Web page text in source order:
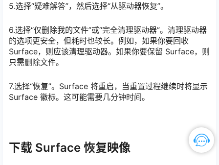
5.选择“疑难解答”，然后选择“从驱动器恢复”。
6.选择“仅删除我的文件”或“完全清理驱动器”。清理驱动器
的选项更安全，但耗时也较长。例如，如果你要回收
Surface，则应该清理驱动器。如果你要保留 Surface，则
只需删除文件。
7.选择“恢复”。Surface 将重启，当重置过程继续时将显示
Surface 徽标。这可能需要几分钟时间。
下载 Surface 恢复映像